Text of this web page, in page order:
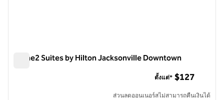
Home2 Suites by Hilton Jacksonville Downtown
ตั้งแต่* $127
ส่วนลดออนเนอร์สไม่สามารถคืนเงินได้